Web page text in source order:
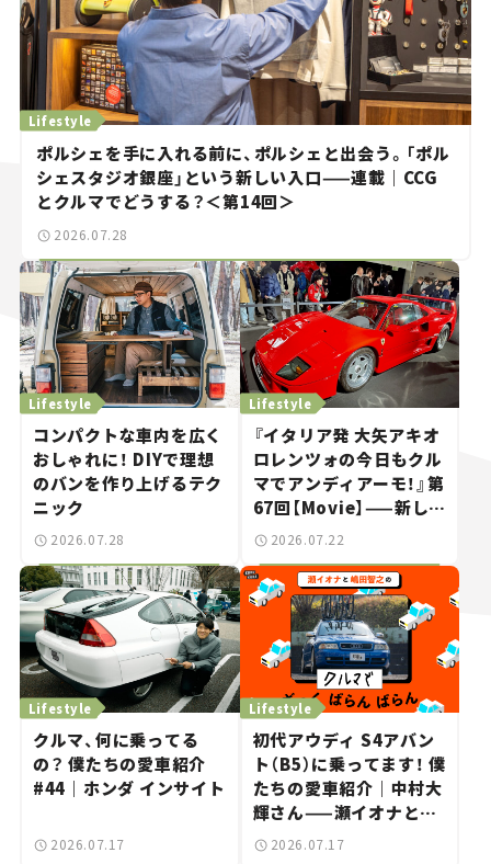
Lifestyle
ポルシェを手に入れる前に、ポルシェと出会う。「ポル
シェスタジオ銀座」という新しい入口——連載｜CCG
とクルマでどうする？＜第14回＞
2026.07.28
Lifestyle
コンパクトな車内を広く
おしゃれに！ DIYで理想
のバンを作り上げるテク
ニック
2026.07.28
Lifestyle
『イタリア発 大矢アキオ
ロレンツォの今日もクル
マでアンディアーモ！』第
67回【Movie】——新しい
スーパーカーショーで起
2026.07.22
Lifestyle
クルマ、何に乗ってる
の？ 僕たちの愛車紹介
#44｜ホンダ インサイト
2026.07.17
Lifestyle
初代アウディ S4アバン
ト（B5）に乗ってます！ 僕
たちの愛車紹介｜中村大
輝さん——瀬イオナと嶋
田智之の「クルマでざっ
2026.07.17